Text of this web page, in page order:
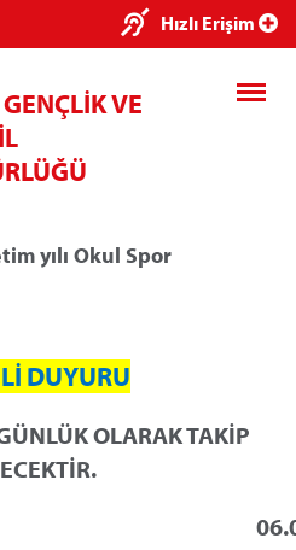
Hızlı Erişim
VE
yılı Okul Spor
DUYURU
OLARAK TAKİP